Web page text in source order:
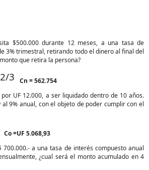
$500.000 durante 12 meses, a una tasa de
3% trimestral, retirando todo el dinero al final del
que retira la persona?
3 Cn =562.754
UF 12.000, a ser liquidado dentro de 10 años.
9% anual, con el objeto de poder cumplir con el
Co =UF 5.068,93
700.000.- a una tasa de interés compuesto anual
¿cual será el monto acumulado en 4